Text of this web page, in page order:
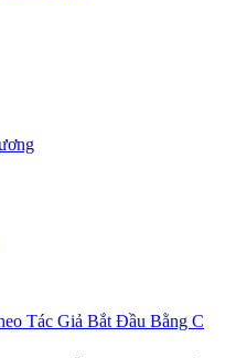
Tác Giả Bắt Đầu Bằng C